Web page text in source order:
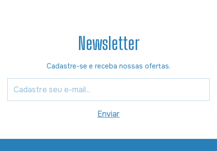
Newsletter
Cadastre-se e receba nossas ofertas.